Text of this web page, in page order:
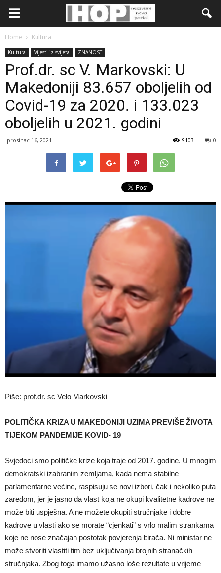
Home Kultura
Kultura Vijesti iz svijeta ZNANOST
Prof.dr. sc V. Markovski: U
Makedoniji 83.657 oboljelih od
Covid-19 za 2020. i 133.023
oboljelih u 2021. godini
prosinac 16, 2021 0
9103
Piše: prof.dr. sc Velo Markovski
POLITIČKA KRIZA U MAKEDONIJI UZIMA PREVIŠE ŽIVOTA
TIJEKOM PANDEMIJE KOVID- 19
Svjedoci smo političke krize koja traje od 2017. godine. U mnogim
demokratski izabranim zemljama, kada nema stabilne
parlamentarne većine, raspisuju se novi izbori, čak i nekoliko puta
zaredom, jer je jasno da vlast koja ne okupi kvalitetne kadrove ne
može biti uspješna. A ne možete okupiti stručnjake i dobre
kadrove u vlasti ako se morate “cjenkati” s vrlo malim strankama
koje ne nose značajan postotak povjerenja birača. Ni ministar ne
može stvoriti vlastiti tim bez uključivanja brojnih stranačkih
stručnjaka. Zbog toga imamo užasno loše rezultate u vrijeme